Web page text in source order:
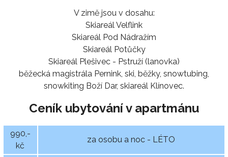
V zimě jsou v dosahu:
Skiareál Velflink
Skiareál Pod Nádražím
Skiareál Potůčky
Skiareál Plešivec - Pstruží (lanovka)
běžecká magistrála Pernink, ski, běžky, snowtubing,
snowkiting Boží Dar, skiareál Klínovec.
Ceník ubytování v apartmánu
990,-
kč
za osobu a noc - LÉTO